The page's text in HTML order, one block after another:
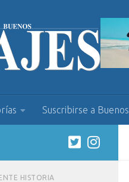
Suscribirse a
HISTORIA